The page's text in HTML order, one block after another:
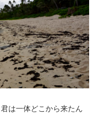
は一体どこから来たん